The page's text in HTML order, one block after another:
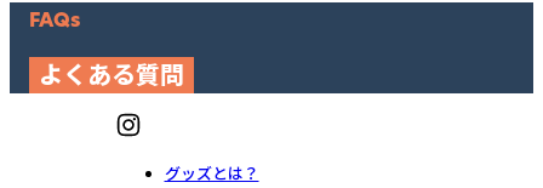
FAQs
よくある質問
グッズとは？